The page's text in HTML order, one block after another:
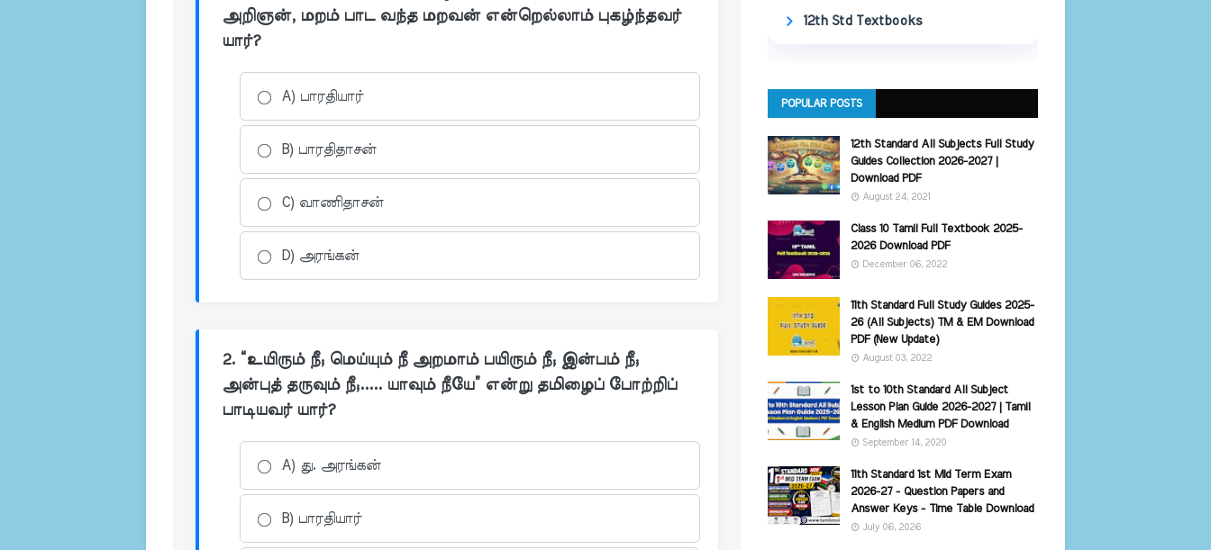
அறிஞன், மறம் பாட வந்த மறவன் என்றெல்லாம் புகழ்ந்தவர்
யார்?
A) பாரதியார்
B) பாரதிதாசன்
C) வாணிதாசன்
D) அரங்கன்
2. “உயிரும் நீ; மெய்யும் நீ அறமாம் பயிரும் நீ; இன்பம் நீ;
அன்புத் தருவும் நீ;..... யாவும் நீயே” என்று தமிழைப் போற்றிப்
பாடியவர் யார்?
A) து. அரங்கன்
B) பாரதியார்
12th Std Textbooks
POPULAR POSTS
12th Standard All Subjects Full Study
Guides Collection 2026-2027 |
Download PDF
August 24, 2021
Class 10 Tamil Full Textbook 2025-
2026 Download PDF
December 06, 2022
11th Standard Full Study Guides 2025-
26 (All Subjects) TM & EM Download
PDF (New Update)
August 03, 2022
1st to 10th Standard All Subject
Lesson Plan Guide 2026-2027 | Tamil
& English Medium PDF Download
September 14, 2020
11th Standard 1st Mid Term Exam
2026-27 - Question Papers and
Answer Keys - Time Table Download
July 06, 2026